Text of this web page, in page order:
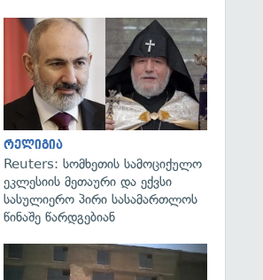
რელიგია
Reuters: სომხეთის სამოციქულო
ეკლესიის მეთაური და ექვსი
სასულიერო პირი სასამართლოს
წინაშე წარდგებიან